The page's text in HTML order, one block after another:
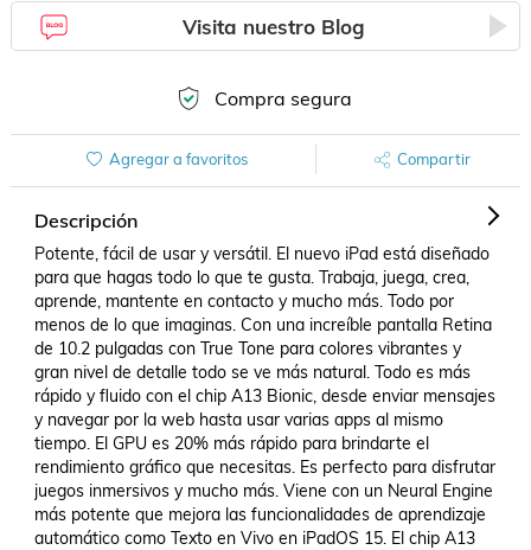
Visita nuestro Blog
Compra segura
Agregar a favoritos Compartir
Descripción
Potente, fácil de usar y versátil. El nuevo iPad está diseñado
para que hagas todo lo que te gusta. Trabaja, juega, crea,
aprende, mantente en contacto y mucho más. Todo por
menos de lo que imaginas. Con una increíble pantalla Retina
de 10.2 pulgadas con True Tone para colores vibrantes y
gran nivel de detalle todo se ve más natural. Todo es más
rápido y fluido con el chip A13 Bionic, desde enviar mensajes
y navegar por la web hasta usar varias apps al mismo
tiempo. El GPU es 20% más rápido para brindarte el
rendimiento gráfico que necesitas. Es perfecto para disfrutar
juegos inmersivos y mucho más. Viene con un Neural Engine
más potente que mejora las funcionalidades de aprendizaje
automático como Texto en Vivo en iPadOS 15. El chip A13